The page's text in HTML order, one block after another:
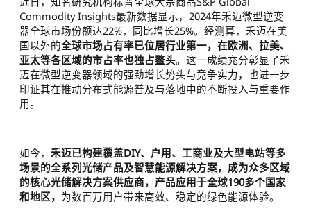
Commodity Insights最新数据显示，2024年禾迈微型逆变
器全球市场份额达22%，同比增长25%。经测算，禾迈在美
国以外的全球市场占有率已位居行业第一，在欧洲、拉美、
亚太等各区域的市占率也独占鳌头。这一成绩充分彰显了禾
迈在微型逆变器领域的强劲增长势头与竞争实力，也进一步
印证其在推动分布式能源普及与落地中的不断投入与重要作
用。
如今， 禾迈已构建覆盖DIY、户用、工商业及大型电站等多
场景的全系列光储产品及智慧能源解决方案，成为众多区域
的核心光储解决方案供应商，产品应用于全球190多个国家
和地区， 为数百万用户带来高效、稳定的绿色能源体验。